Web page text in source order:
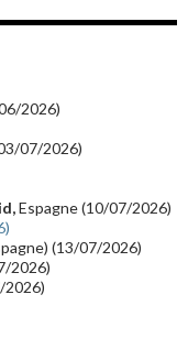
Synthé 80's
2026)
07/2026)
Espagne (10/07/2026)
(13/07/2026)
2026)
2026)